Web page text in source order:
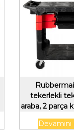
tekerlekli
araba, 2 parça
4 parça
siyah